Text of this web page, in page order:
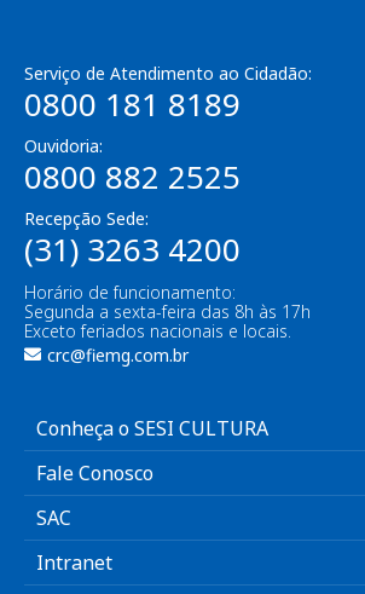
Serviço de Atendimento ao Cidadão:
0800 181 8189
Ouvidoria:
0800 882 2525
Recepção Sede:
(31) 3263 4200
Horário de funcionamento:
Segunda a sexta-feira das 8h às 17h
Exceto feriados nacionais e locais.
crc@fiemg.com.br
Conheça o SESI CULTURA
Fale Conosco
SAC
Intranet